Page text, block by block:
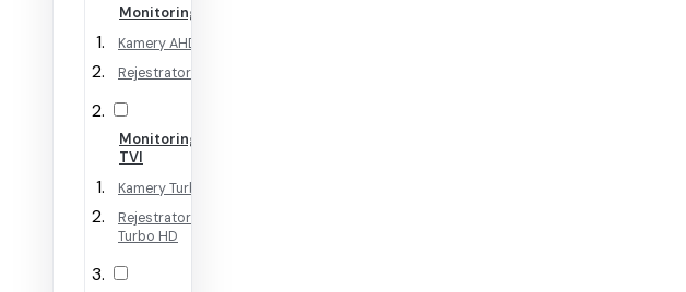
Monitoring AHD
Kamery AHD
Rejestratory AHD
Monitoring HD-
TVI
Kamery Turbo HD
Rejestratory
Turbo HD